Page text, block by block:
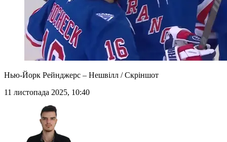
Нью-Йорк Рейнджерс – Нешвілл / Скріншот
11 листопада 2025, 10:40